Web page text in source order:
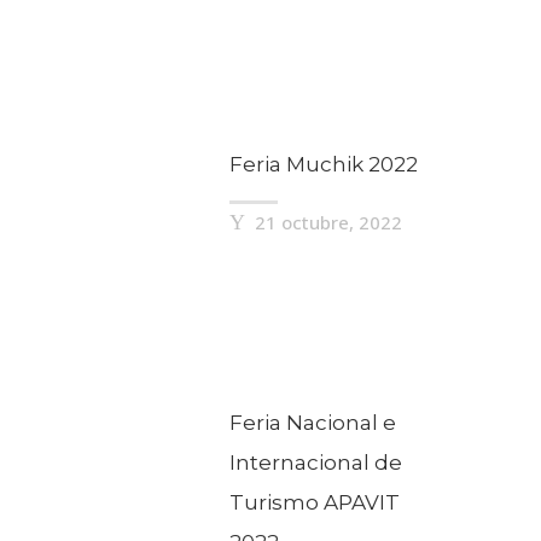
Feria Muchik 2022
21 octubre, 2022
Feria Nacional e
Internacional de
Turismo APAVIT